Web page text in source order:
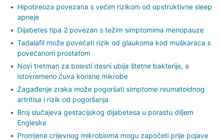
Hipotireoza povezana s većim rizikom od opstruktivne sleep
apneje
Dijabetes tipa 2 povezan s težim simptomima menopauze
Tadalafil može povećati rizik od glaukoma kod muškaraca s
povećanom prostatom
Novi tretman za bolesti desni ubija štetne bakterije, a
istovremeno čuva korisne mikrobe
Zagađenje zraka može pogoršati simptome reumatoidnog
artritisa i rizik od pogoršanja
Broj slučajeva gestacijskog dijabetesa u porastu diljem
Engleske
Promjene crijevnog mikrobioma mogu započeti prije pojave